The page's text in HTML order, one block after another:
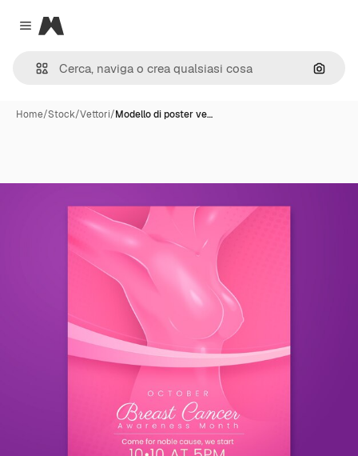
Close menu
Magnific
Cerca
Home/Stock/Vettori/Modello di poster ve…